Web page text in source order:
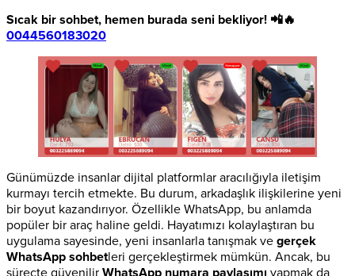
Sıcak bir sohbet, hemen burada seni bekliyor! 📲🔥
0044560183020
Günümüzde insanlar dijital platformlar aracılığıyla iletişim
kurmayı tercih etmekte. Bu durum, arkadaşlık ilişkilerine yeni
bir boyut kazandırıyor. Özellikle WhatsApp, bu anlamda
popüler bir araç haline geldi. Hayatımızı kolaylaştıran bu
uygulama sayesinde, yeni insanlarla tanışmak ve gerçek
WhatsApp sohbetleri gerçekleştirmek mümkün. Ancak, bu